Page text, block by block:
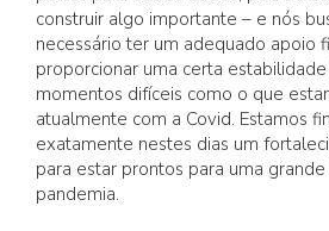
construir algo importante – e nós
necessário ter um adequado apoio
proporcionar uma certa
momentos difíceis como o que
atualmente com a Covid. Estamos
exatamente nestes dias um
para estar prontos para uma
pandemia.